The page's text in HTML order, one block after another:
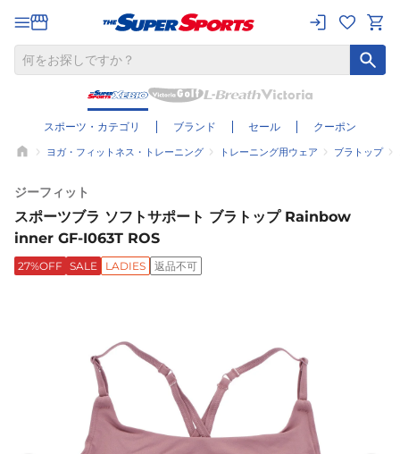
スポーツ・カテゴリ ブランド セール クーポン
ヨガ・フィットネス・トレーニング トレーニング用ウェア ブラトップ
ジーフィット
スポーツブラ ソフトサポート ブラトップ Rainbow
inner GF-I063T ROS
27%OFF SALE LADIES 返品不可